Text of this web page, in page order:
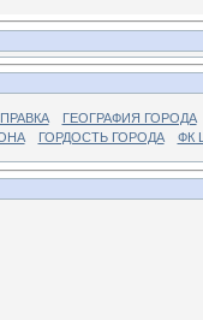
ГЕОГРАФИЯ ГОРОДА
ГОРДОСТЬ ГОРОДА ФК